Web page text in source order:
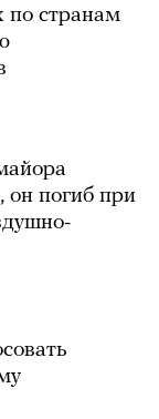
по странам
он погиб при